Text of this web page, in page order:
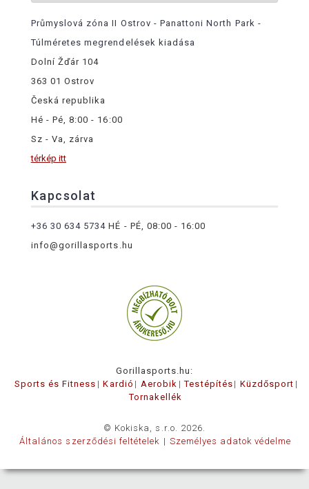
Průmyslová zóna II Ostrov - Panattoni North Park -
Túlméretes megrendelések kiadása
Dolní Žďár 104
363 01 Ostrov
Česká republika
Hé - Pé, 8:00 - 16:00
Sz - Va, zárva
térkép itt
Kapcsolat
+36 30 634 5734 HÉ - PÉ, 08:00 - 16:00
info@gorillasports.hu
Gorillasports.hu:
Sports és Fitness
Kardió Aerobik Testépítés
Küzdősport
Tornakellék
© Kokiska, s.r.o. 2026.
Általános szerződési feltételek
Személyes adatok védelme